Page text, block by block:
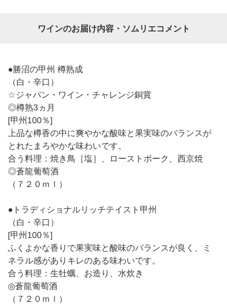
ワインのお届け内容・ソムリエコメント
●勝沼の甲州 樽熟成
（白・辛口）
☆ジャパン・ワイン・チャレンジ銅賞
◎樽熟3ヵ月
[甲州100％]
上品な樽香の中に爽やかな酸味と果実味のバランスが
とれたまろやかな味わいです。
合う料理：焼き鳥［塩］、ローストポーク、西京焼
◎蒼龍葡萄酒
（７２０ｍｌ）
●トラディショナルリッチテイスト甲州
（白・辛口）
[甲州100％]
ふくよかな香りで果実味と酸味のバランスが良く、ミ
ネラル感がありキレのある味わいです。
合う料理：生牡蠣、お造り、水炊き
◎蒼龍葡萄酒
（７２０ｍｌ）